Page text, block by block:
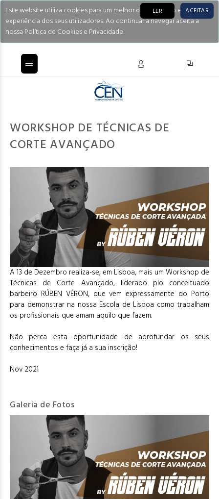
Este website utiliza cookies para um melhor desempenho e
experiência dos seus utilizadores. Ao continuar a navegar aceita a
nossa Política de Cookies e Privacidade.
LER ACEITAR
WORKSHOP DE TÉCNICAS DE
CORTE AVANÇADO
A 13 de Dezembro realiza-se, em Lisboa, mais um Workshop de
Técnicas de Corte Avançado, liderado plo conceituado
barbeiro RÚBEN VÉRON, que vem expressamente do Porto
para demonstrar na nossa Escola de Lisboa como trabalham
os profissionais que amam aquilo que fazem.
Não perca esta oportunidade de aprofundar os seus
conhecimentos e faça já a sua inscrição!
Nov 2021.
Galeria de Fotos